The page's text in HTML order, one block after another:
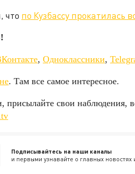
что по Кузбассу прокатилась
, Одноклассники,
. Там все самое интересное.
присылайте свои наблюдения,
Подписывайтесь на наши каналы
и первыми узнавайте о главных